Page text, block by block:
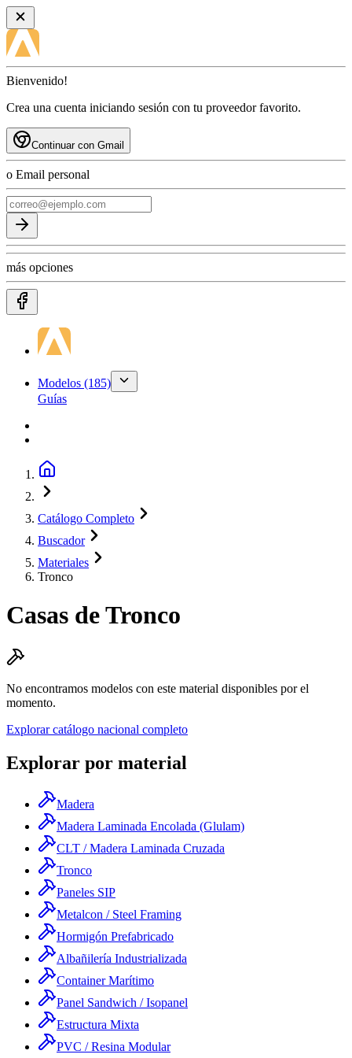
Bienvenido!
Crea una cuenta iniciando sesión con tu proveedor favorito.
Continuar con Gmail
o Email personal
más opciones
Modelos (185)
Guías
Catálogo Completo
Buscador
Materiales
Tronco
Casas deTronco
No encontramos modelos con este material disponibles por el
momento.
Explorar catálogo nacional completo
Explorar por material
Madera
Madera Laminada Encolada (Glulam)
CLT / Madera Laminada Cruzada
Tronco
Paneles SIP
Metalcon / Steel Framing
Hormigón Prefabricado
Albañilería Industrializada
Container Marítimo
Panel Sandwich / Isopanel
Estructura Mixta
PVC / Resina Modular